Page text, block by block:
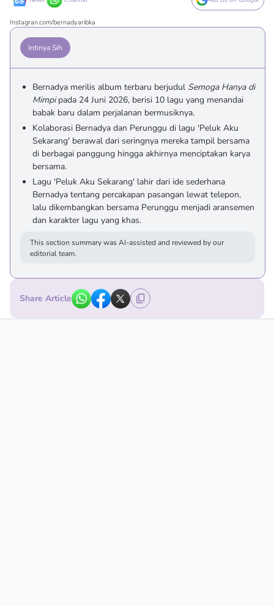
Instagran.com/bernadyaribka
Intinya Sih
Bernadya merilis album terbaru berjudul Semoga Hanya di
Mimpipada 24 Juni 2026, berisi 10 lagu yang menandai
babak baru dalam perjalanan bermusiknya.
Kolaborasi Bernadya dan Perunggu di lagu 'Peluk Aku
Sekarang' berawal dari seringnya mereka tampil bersama
di berbagai panggung hingga akhirnya menciptakan karya
bersama.
Lagu 'Peluk Aku Sekarang' lahir dari ide sederhana
Bernadya tentang percakapan pasangan lewat telepon,
lalu dikembangkan bersama Perunggu menjadi aransemen
dan karakter lagu yang khas.
This section summary was AI-assisted and reviewed by our
editorial team.
Share Article